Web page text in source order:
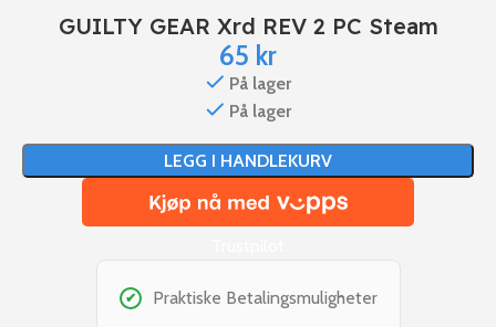
GUILTY GEAR Xrd REV 2 PC Steam
65 kr
På lager
På lager
LEGG I HANDLEKURV
✔ Praktiske Betalingsmuligheter